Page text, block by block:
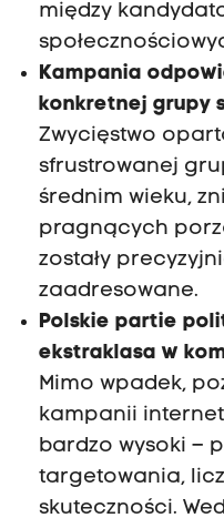
między
Kampania
konkretnej grupy
Zwycięstwo
sfrustrowanej
średnim wieku,
pragnących
zostały
zaadresowane.
Polskie partie
ekstraklasa w
Mimo wpadek,
kampanii
bardzo wysoki –
targetowania,
skuteczności.